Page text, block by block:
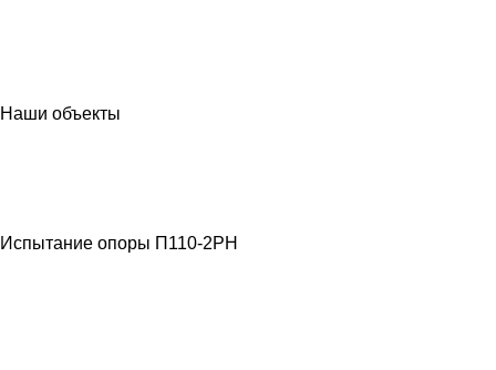
Наши объекты
Испытание опоры П110-2РН